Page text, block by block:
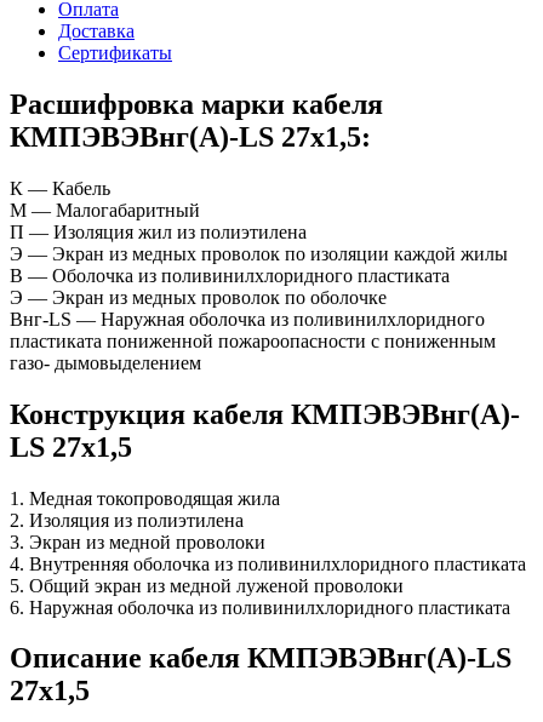
Оплата
Доставка
Сертификаты
Расшифровка марки кабеля
КМПЭВЭВнг(А)-LS 27х1,5:
К — Кабель
М — Малогабаритный
П — Изоляция жил из полиэтилена
Э — Экран из медных проволок по изоляции каждой жилы
В — Оболочка из поливинилхлоридного пластиката
Э — Экран из медных проволок по оболочке
Внг-LS — Наружная оболочка из поливинилхлоридного
пластиката пониженной пожароопасности с пониженным
газо- дымовыделением
Конструкция кабеля КМПЭВЭВнг(А)-
LS 27х1,5
1. Медная токопроводящая жила
2. Изоляция из полиэтилена
3. Экран из медной проволоки
4. Внутренняя оболочка из поливинилхлоридного пластиката
5. Общий экран из медной луженой проволоки
6. Наружная оболочка из поливинилхлоридного пластиката
Описание кабеля КМПЭВЭВнг(А)-LS
27х1,5